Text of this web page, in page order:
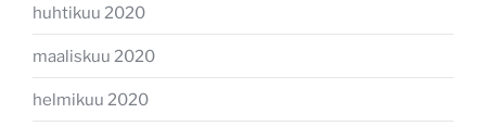
huhtikuu 2020
maaliskuu 2020
helmikuu 2020